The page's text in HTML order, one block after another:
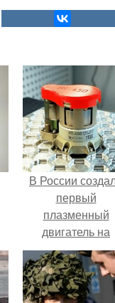
В России
первый
плазменный
двигатель на
криптоне.